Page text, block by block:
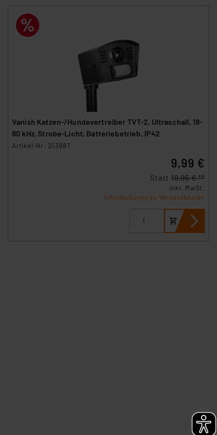
Vanish Katzen-/Hundevertreiber TVT-2, Ultraschall, 18-
60 kHz, Strobe-Licht, Batteriebetrieb, IP42
Artikel-Nr. 253987
9,99 €
Statt 19,95 € **
inkl. MwSt.
Informationen zu Versandkosten